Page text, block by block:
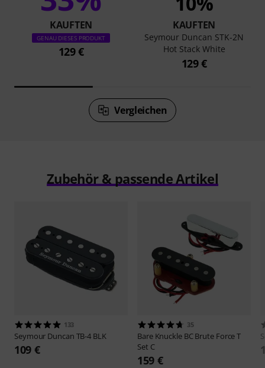
KAUFTEN
GENAU DIESES PRODUKT
129 €
KAUFTEN
Seymour Duncan STK-2N
Hot Stack White
129 €
Vergleichen
Zubehör & passende Artikel
133
Seymour Duncan TB-4 BLK
109 €
35
Bare Knuckle BC Brute Force T
Set C
159 €